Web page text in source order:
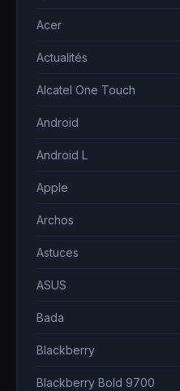
Acer
Actualités
Alcatel One Touch
Android
Android L
Apple
Archos
Astuces
ASUS
Bada
Blackberry
Blackberry Bold 9700